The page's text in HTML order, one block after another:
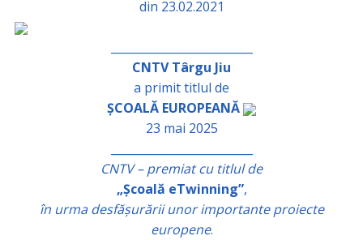
din 23.02.2021
CNTV Târgu Jiu
a primit titlul de
ȘCOALĂ EUROPEANĂ
23 mai 2025
CNTV – premiat cu titlul de
„Școală eTwinning”,
în urma desfășurării unor importante proiecte
europene.